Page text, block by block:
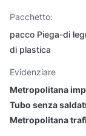
Pacchetto:
pacco Piega-di
di plastica
Evidenziare
Metropolitana
Tubo senza
Metropolitana